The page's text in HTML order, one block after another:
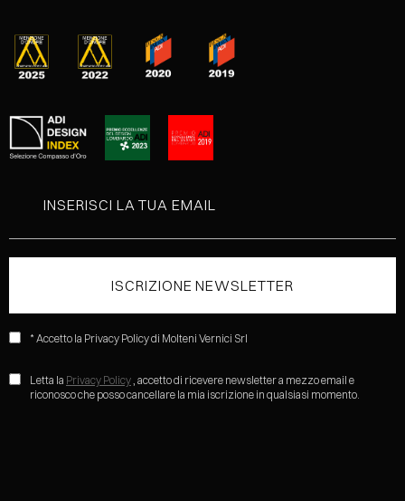
* Accetto la Privacy Policy di Molteni Vernici Srl
Letta la Privacy Policy, accetto di ricevere newsletter a mezzo email e
riconosco che posso cancellare la mia iscrizione in qualsiasi momento.